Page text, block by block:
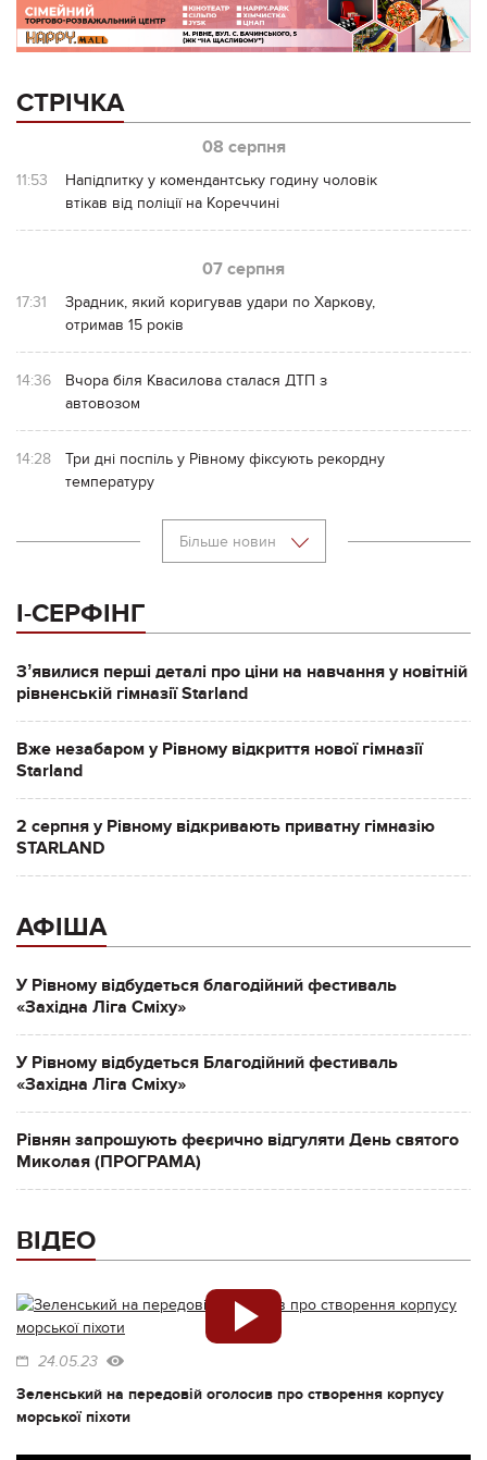
СТРІЧКА
08 серпня
11:53
Напідпитку у комендантську годину чоловік
втікав від поліції на Кореччині
07 серпня
17:31
Зрадник, який коригував удари по Харкову,
отримав 15 років
14:36
Вчора біля Квасилова сталася ДТП з
автовозом
14:28
Три дні поспіль у Рівному фіксують рекордну
температуру
Більше новин
І-СЕРФІНГ
Зʼявилися перші деталі про ціни на навчання у новітній
рівненській гімназії Starland
Вже незабаром у Рівному відкриття нової гімназії
Starland
2 серпня у Рівному відкривають приватну гімназію
STARLAND
АФІША
У Рівному відбудеться благодійний фестиваль
«Західна Ліга Сміху»
У Рівному відбудеться Благодійний фестиваль
«Західна Ліга Сміху»
Рівнян запрошують феєрично відгуляти День святого
Миколая (ПРОГРАМА)
ВІДЕО
24.05.23
Зеленський на передовій оголосив про створення корпусу
морської піхоти